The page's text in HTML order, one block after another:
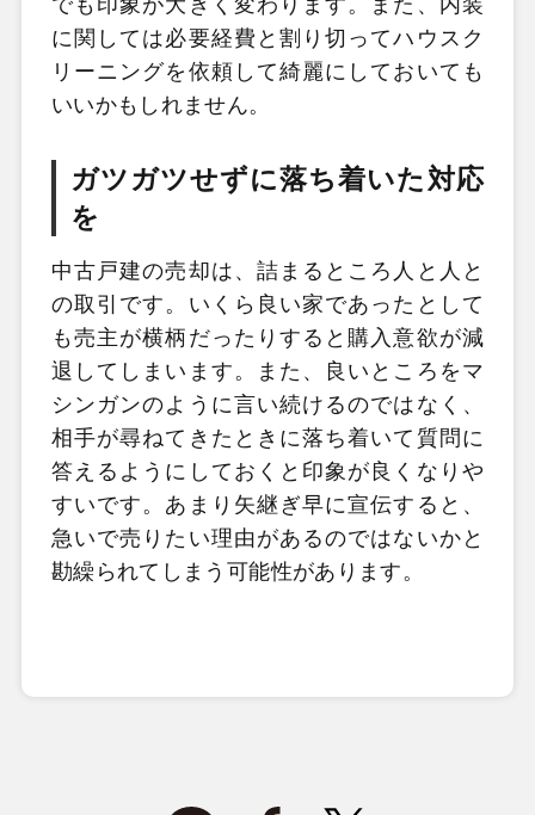
でも印象が大きく変わります。また、内装
に関しては必要経費と割り切ってハウスク
リーニングを依頼して綺麗にしておいても
いいかもしれません。
ガツガツせずに落ち着いた対応
を
中古戸建の売却は、詰まるところ人と人と
の取引です。いくら良い家であったとして
も売主が横柄だったりすると購入意欲が減
退してしまいます。また、良いところをマ
シンガンのように言い続けるのではなく、
相手が尋ねてきたときに落ち着いて質問に
答えるようにしておくと印象が良くなりや
すいです。あまり矢継ぎ早に宣伝すると、
急いで売りたい理由があるのではないかと
勘繰られてしまう可能性があります。